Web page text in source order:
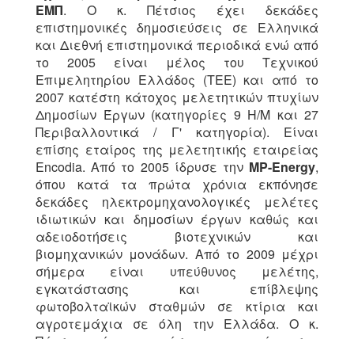
ΕΜΠ. Ο κ. Πέτσιος έχει δεκάδες
επιστημονικές δημοσιεύσεις σε Ελληνικά
και Διεθνή επιστημονικά περιοδικά ενώ από
το 2005 είναι μέλος του Τεχνικού
Επιμελητηρίου Ελλάδος (ΤΕΕ) και από το
2007 κατέστη κάτοχος μελετητικών πτυχίων
Δημοσίων Έργων (κατηγορίες 9 Η/Μ και 27
Περιβαλλοντικά / Γ' κατηγορία). Είναι
επίσης εταίρος της μελετητικής εταιρείας
Encodia. Από το 2005 ίδρυσε την MP-Energy,
όπου κατά τα πρώτα χρόνια εκπόνησε
δεκάδες ηλεκτρομηχανολογικές μελέτες
ιδιωτικών και δημοσίων έργων καθώς και
αδειοδοτήσεις βιοτεχνικών και
βιομηχανικών μονάδων. Από το 2009 μέχρι
σήμερα είναι υπεύθυνος μελέτης,
εγκατάστασης και επίβλεψης
φωτοβολταϊκών σταθμών σε κτίρια και
αγροτεμάχια σε όλη την Ελλάδα. Ο κ.